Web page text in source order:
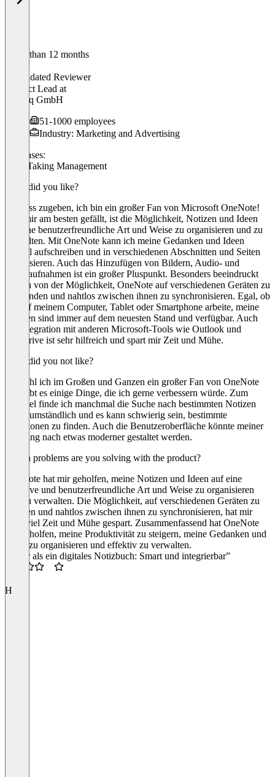
Older than 12 months
Validated Reviewer
Product Lead at
emetriq GmbH
51-1000 employees
Industry: Marketing and Advertising
Use cases:
Note-Taking Management
What did you like?
ch muss zugeben, ich bin ein großer Fan von Microsoft OneNote!
Was mir am besten gefällt, ist die Möglichkeit, Notizen und Ideen
auf eine benutzerfreundliche Art und Weise zu organisieren und zu
verwalten. Mit OneNote kann ich meine Gedanken und Ideen
schnell aufschreiben und in verschiedenen Abschnitten und Seiten
organisieren. Auch das Hinzufügen von Bildern, Audio- und
Videoaufnahmen ist ein großer Pluspunkt. Besonders beeindruckt
bin ich von der Möglichkeit, OneNote auf verschiedenen Geräten zu
verwenden und nahtlos zwischen ihnen zu synchronisieren. Egal, ob
ich auf meinem Computer, Tablet oder Smartphone arbeite, meine
Notizen sind immer auf dem neuesten Stand und verfügbar. Auch
die Integration mit anderen Microsoft-Tools wie Outlook und
OneDrive ist sehr hilfreich und spart mir Zeit und Mühe.
What did you not like?
Obwohl ich im Großen und Ganzen ein großer Fan von OneNote
bin, gibt es einige Dinge, die ich gerne verbessern würde. Zum
Beispiel finde ich manchmal die Suche nach bestimmten Notizen
etwas umständlich und es kann schwierig sein, bestimmte
Funktionen zu finden. Auch die Benutzeroberfläche könnte meiner
Meinung nach etwas moderner gestaltet werden.
Which problems are you solving with the product?
OneNote hat mir geholfen, meine Notizen und Ideen auf eine
effektive und benutzerfreundliche Art und Weise zu organisieren
und zu verwalten. Die Möglichkeit, auf verschiedenen Geräten zu
arbeiten und nahtlos zwischen ihnen zu synchronisieren, hat mir
auch viel Zeit und Mühe gespart. Zusammenfassend hat OneNote
mir geholfen, meine Produktivität zu steigern, meine Gedanken und
Ideen zu organisieren und effektiv zu verwalten.
“Mehr als ein digitales Notizbuch: Smart und integrierbar”
H